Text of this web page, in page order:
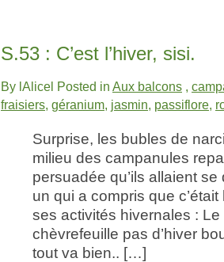
S.53 : C’est l’hiver, sisi.
By lAlicel Posted in Aux balcons
fraisiers géranium jasmin passiflore
Surprise, les bubles de
milieu des campanules
persuadée qu’ils allaient
un qui a compris que
ses activités hivernales : Le
chèvrefeuille pas d’hiver
tout va bien.. […]